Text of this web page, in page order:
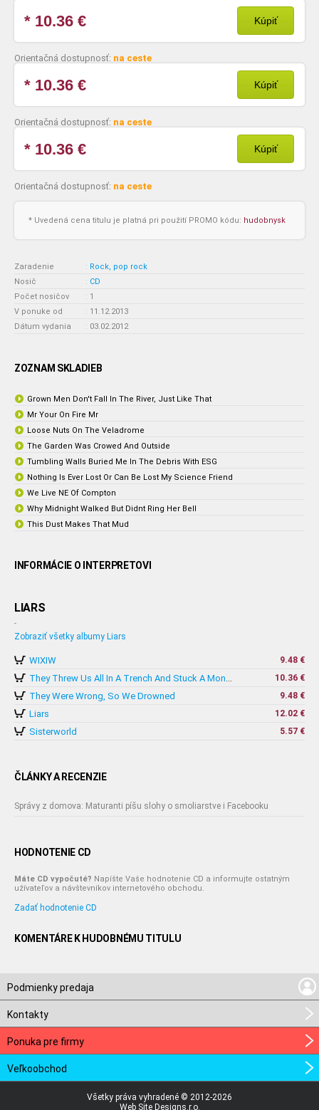
* 10.36 € Kúpiť
Orientačná dostupnosť: na ceste
* 10.36 € Kúpiť
Orientačná dostupnosť: na ceste
* 10.36 € Kúpiť
Orientačná dostupnosť: na ceste
* Uvedená cena titulu je platná pri použití PROMO kódu: hudobnysk
Zaradenie : Rock, pop rock
Nosič
: CD
Počet nosičov
: 1
V ponuke od
: 11.12.2013
Dátum vydania
: 03.02.2012
ZOZNAM SKLADIEB
Grown Men Don't Fall In The River, Just Like That
Mr Your On Fire Mr
Loose Nuts On The Veladrome
The Garden Was Crowed And Outside
Tumbling Walls Buried Me In The Debris With ESG
Nothing Is Ever Lost Or Can Be Lost My Science Friend
We Live NE Of Compton
Why Midnight Walked But Didnt Ring Her Bell
This Dust Makes That Mud
INFORMÁCIE O INTERPRETOVI
LIARS
-
Zobraziť všetky albumy Liars
WIXIW
9.48 €
They Threw Us All In A Trench And Stuck A Monument On Top
10.36 €
They Were Wrong, So We Drowned 9.48 €
Liars 12.02 €
Sisterworld 5.57 €
ČLÁNKY A RECENZIE
Správy z domova: Maturanti píšu slohy o smoliarstve i Facebooku
HODNOTENIE CD
Máte CD vypočuté? Napíšte Vaše hodnotenie CD a informujte ostatným
užívateľov a návštevníkov internetového obchodu.
Zadať hodnotenie CD
KOMENTÁRE K HUDOBNÉMU TITULU
Podmienky predaja
Kontakty
Ponuka pre firmy
Veľkoobchod
Všetky práva vyhradené © 2012-2026
Web Site Designs.r.o.